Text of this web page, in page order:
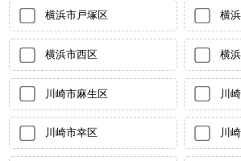
横浜市戸塚区 横
横浜市西区 横
川崎市麻生区 川
川崎市幸区 川